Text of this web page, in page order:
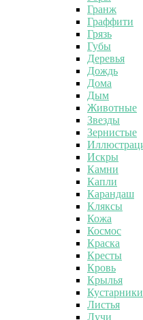
Гранж
Граффити
Грязь
Губы
Деревья
Дождь
Дома
Дым
Животные
Звезды
Зернистые
Искры
Камни
Капли
Карандаш
Кляксы
Кожа
Космос
Краска
Кресты
Кровь
Крылья
Кустарники
Листья
Лучи